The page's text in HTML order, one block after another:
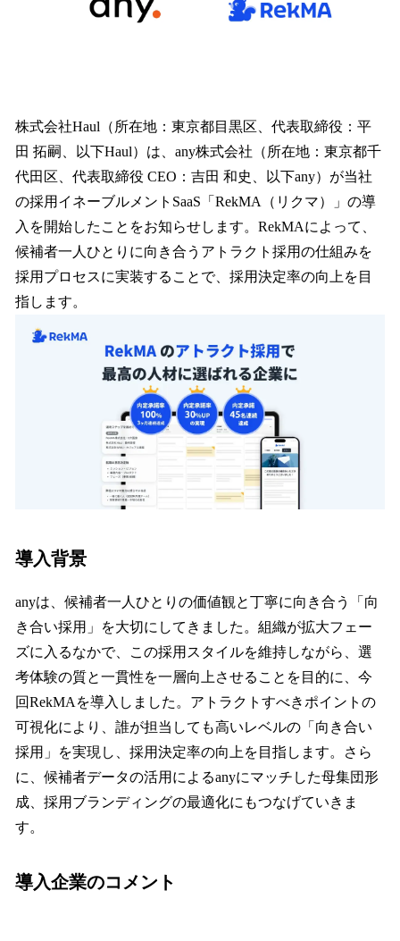
株式会社Haul（所在地：東京都目黒区、代表取締役：平
田 拓嗣、以下Haul）は、any株式会社（所在地：東京都千
代田区、代表取締役 CEO：吉田 和史、以下any）が当社
の採用イネーブルメントSaaS「RekMA（リクマ）」の導
入を開始したことをお知らせします。RekMAによって、
候補者一人ひとりに向き合うアトラクト採用の仕組みを
採用プロセスに実装することで、採用決定率の向上を目
指します。
導入背景
anyは、候補者一人ひとりの価値観と丁寧に向き合う「向
き合い採用」を大切にしてきました。組織が拡大フェー
ズに入るなかで、この採用スタイルを維持しながら、選
考体験の質と一貫性を一層向上させることを目的に、今
回RekMAを導入しました。アトラクトすべきポイントの
可視化により、誰が担当しても高いレベルの「向き合い
採用」を実現し、採用決定率の向上を目指します。さら
に、候補者データの活用によるanyにマッチした母集団形
成、採用ブランディングの最適化にもつなげていきま
す。
導入企業のコメント